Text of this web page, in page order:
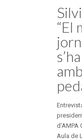
“El
Aula de